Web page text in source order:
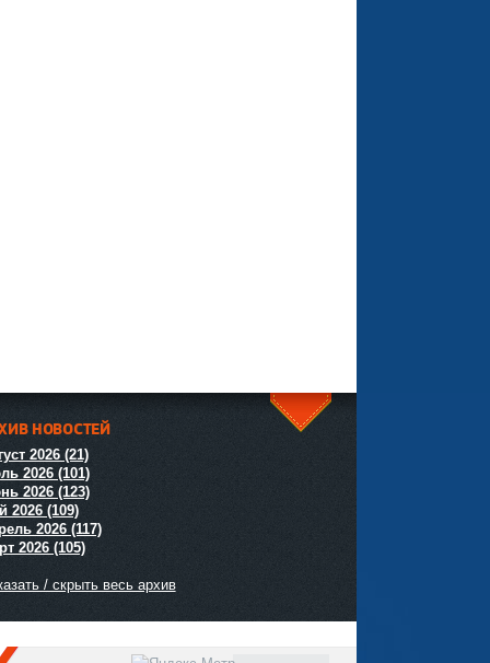
НОВОСТЕЙ
2026 (21)
2026 (101)
2026 (123)
2026 (109)
2026 (117)
2026 (105)
/ скрыть весь архив